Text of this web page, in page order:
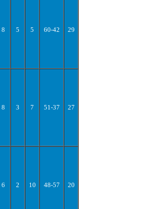
8 5 5 60-42 29
8 3 7 51-37 27
6 2 10 48-57 20